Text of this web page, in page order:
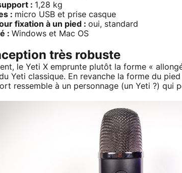
: 1,28 kg
: micro USB et prise casque
fixation à un pied : oui, standard
: Windows et Mac OS
très robuste
le Yeti X emprunte plutôt la forme «
Yeti classique. En revanche la forme du
ressemble à un personnage (un Yeti ?) qui